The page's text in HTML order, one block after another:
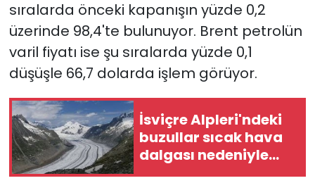
sıralarda önceki kapanışın yüzde 0,2
üzerinde 98,4'te bulunuyor. Brent petrolün
varil fiyatı ise şu sıralarda yüzde 0,1
düşüşle 66,7 dolarda işlem görüyor.
İsviçre Alpleri'ndeki
buzullar sıcak hava
dalgası nedeniyle
erken eriyor